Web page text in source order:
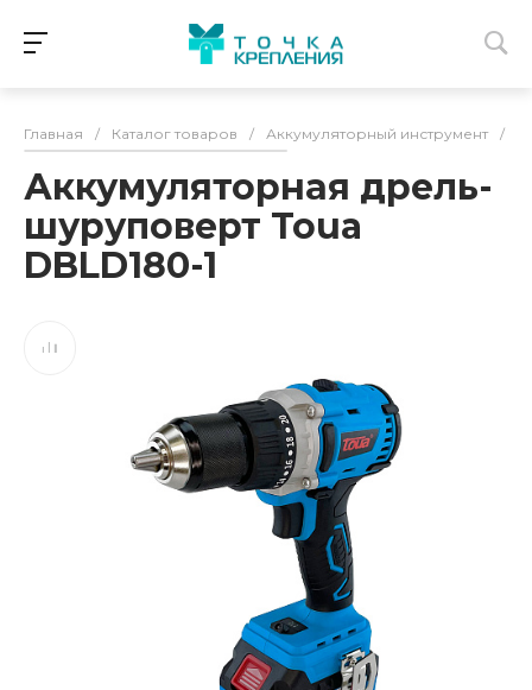
Главная / Каталог товаров / Аккумуляторный инструмент /
Аккумуляторная дрель-
шуруповерт Toua
DBLD180-1